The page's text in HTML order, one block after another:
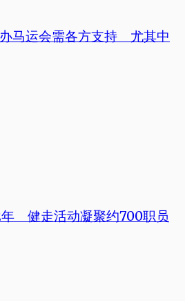
办马运会需各方支持 尤其中
年 健走活动凝聚约700职员